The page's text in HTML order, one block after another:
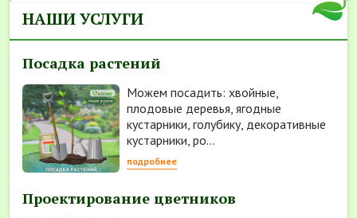
НАШИ УСЛУГИ
Посадка растений
Можем посадить: хвойные,
плодовые деревья, ягодные
кустарники, голубику, декоративные
кустарники, ро...
подробнее
Проектирование цветников